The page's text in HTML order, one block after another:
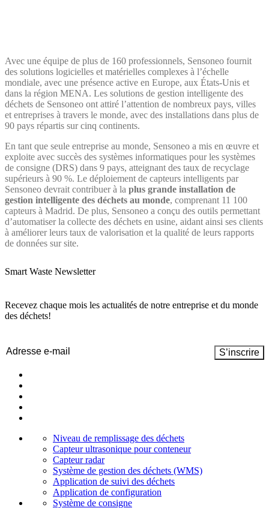
Avec une équipe de plus de 160 professionnels, Sensoneo fournit
des solutions logicielles et matérielles complexes à l’échelle
mondiale, avec une présence active en Europe, aux États-Unis et
dans la région MENA. Les solutions de gestion intelligente des
déchets de Sensoneo ont attiré l’attention de nombreux pays, villes
et entreprises à travers le monde, avec des installations dans plus de
90 pays répartis sur cinq continents.
En tant que seule entreprise au monde, Sensoneo a mis en œuvre et
exploite avec succès des systèmes informatiques pour les systèmes
de consigne (DRS) dans 9 pays, atteignant des taux de recyclage
supérieurs à 90 %. Le déploiement de capteurs intelligents par
Sensoneo devrait contribuer à la plus grande installation de
gestion intelligente des déchets au monde, comprenant 11 100
capteurs à Madrid. De plus, Sensoneo a conçu des outils permettant
d’automatiser la collecte des déchets en usine, aidant ainsi ses clients
à améliorer leurs taux de valorisation et la qualité de leurs rapports
de données sur site.
Smart Waste Newsletter
Recevez chaque mois les actualités de notre entreprise et du monde
des déchets!
Email(Nécessaire)
Niveau de remplissage des déchets
Capteur ultrasonique pour conteneur
Capteur radar
Système de gestion des déchets (WMS)
Application de suivi des déchets
Application de configuration
Système de consigne